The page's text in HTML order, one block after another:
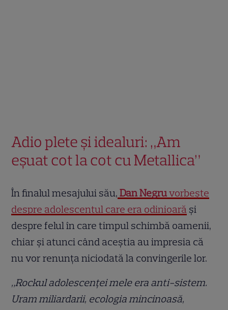
Adio plete și idealuri: „Am
eșuat cot la cot cu Metallica”
În finalul mesajului său, Dan Negruvorbește
despre adolescentul care era odinioară și
despre felul în care timpul schimbă oamenii,
chiar și atunci când aceștia au impresia că
nu vor renunța niciodată la convingerile lor.
„Rockul adolescenței mele era anti-sistem.
Uram miliardarii, ecologia mincinoasă,